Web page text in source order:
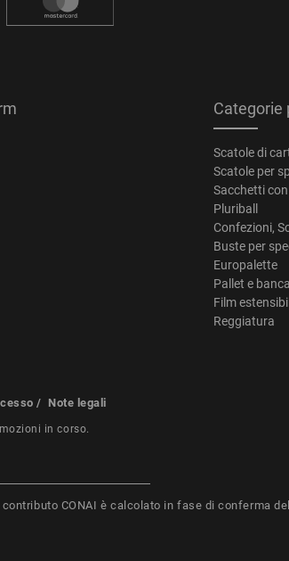
Categorie
Scatole di
Scatole per
Sacchetti
Pluriball
Confezioni,
Buste per
Europalette
Pallet e
Film
Reggiatura
/ Note legali
in corso.
CONAI è calcolato in fase di conferma